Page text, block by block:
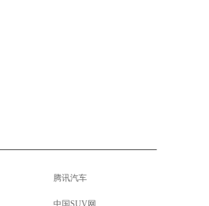
腾讯汽车
中国SUV网